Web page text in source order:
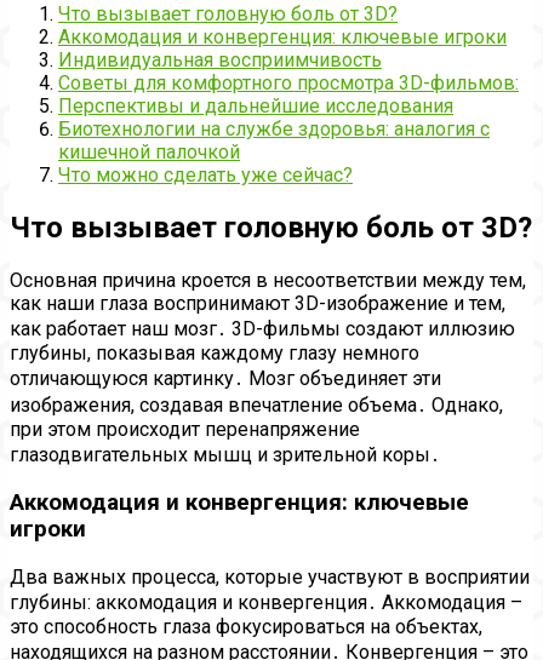
Что вызывает головную боль от 3D?
Аккомодация и конвергенция: ключевые игроки
Индивидуальная восприимчивость
Советы для комфортного просмотра 3D-фильмов:
Перспективы и дальнейшие исследования
Биотехнологии на службе здоровья: аналогия с
кишечной палочкой
Что можно сделать уже сейчас?
Что вызывает головную боль от 3D?
Основная причина кроется в несоответствии между тем,
как наши глаза воспринимают 3D-изображение и тем,
как работает наш мозг․ 3D-фильмы создают иллюзию
глубины, показывая каждому глазу немного
отличающуюся картинку․ Мозг объединяет эти
изображения, создавая впечатление объема․ Однако,
при этом происходит перенапряжение
глазодвигательных мышц и зрительной коры․
Аккомодация и конвергенция: ключевые
игроки
Два важных процесса, которые участвуют в восприятии
глубины: аккомодация и конвергенция․ Аккомодация –
это способность глаза фокусироваться на объектах,
находящихся на разном расстоянии․ Конвергенция – это